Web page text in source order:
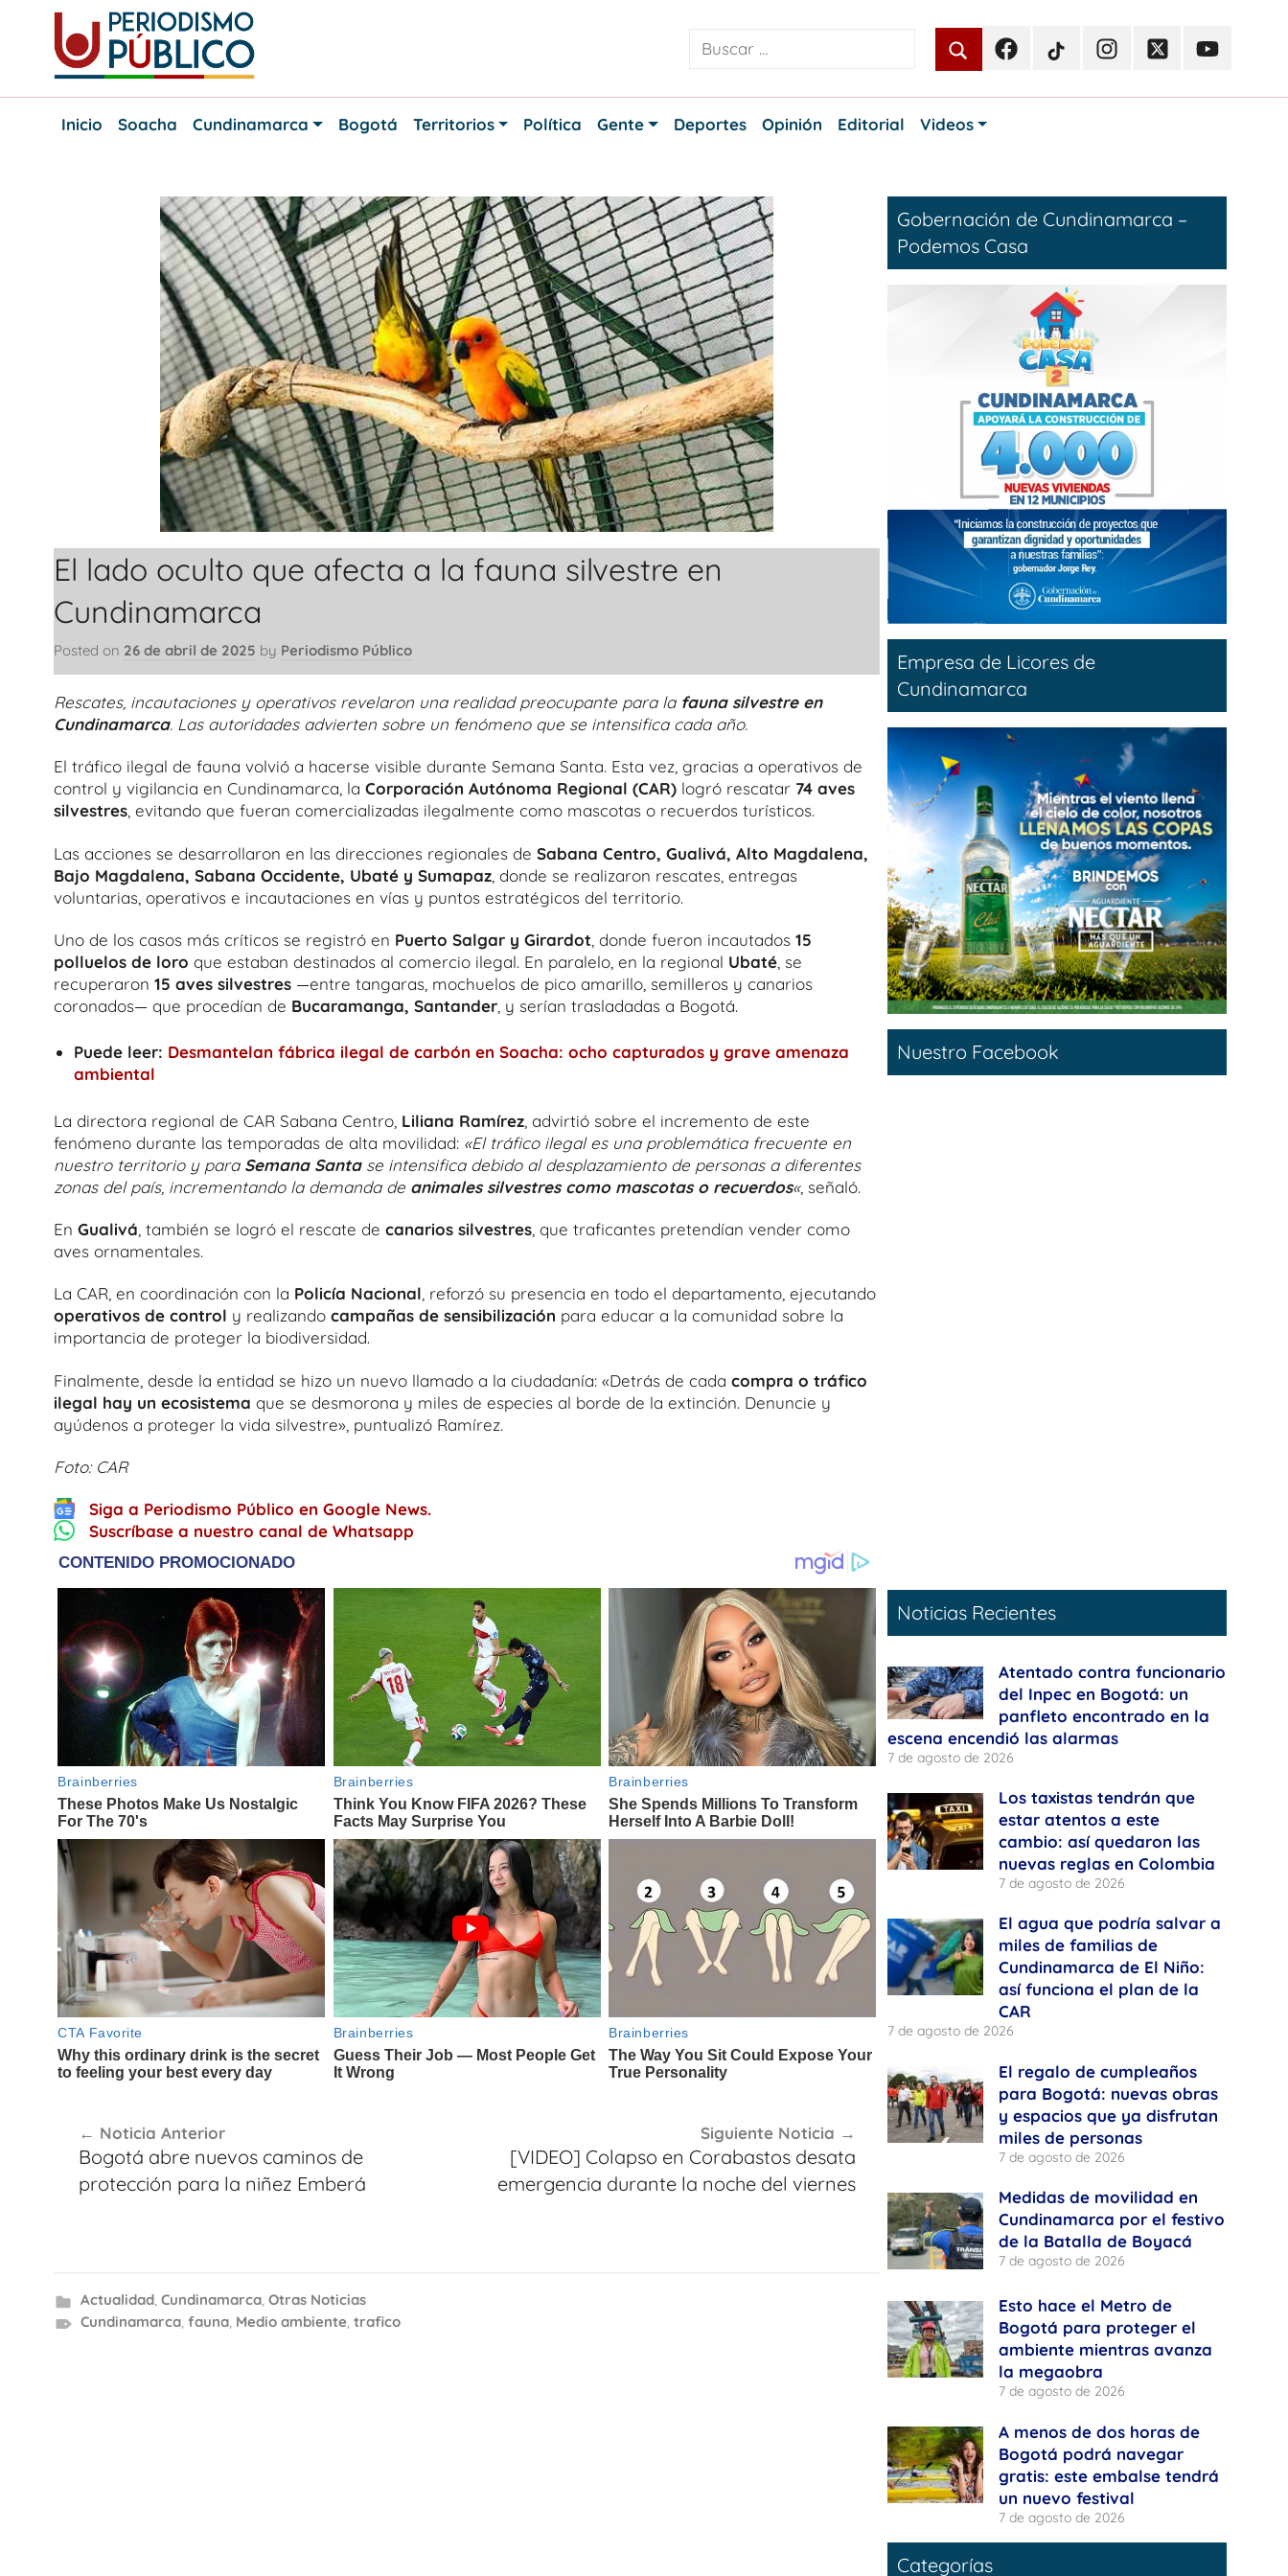
content
Periodismo
Noticias
FacebookTikTokInstagramTwitterYoutube
Inicio
Soacha Cundinamarca Bogotá Territorios Política Gente Deportes Opinión Editorial Videos
El lado oculto que afecta a la fauna silvestre en
Cundinamarca
Posted on 26 de abril de 2025 by Periodismo Público
Rescates, incautaciones y operativos revelaron una realidad preocupante para la fauna silvestre en
Cundinamarca. Las autoridades advierten sobre un fenómeno que se intensifica cada año.
El tráfico ilegal de fauna volvió a hacerse visible durante Semana Santa. Esta vez, gracias a operativos de
control y vigilancia en Cundinamarca, la Corporación Autónoma Regional (CAR) logró rescatar 74 aves
silvestres, evitando que fueran comercializadas ilegalmente como mascotas o recuerdos turísticos.
Las acciones se desarrollaron en las direcciones regionales de Sabana Centro, Gualivá, Alto Magdalena,
Bajo Magdalena, Sabana Occidente, Ubaté y Sumapaz , donde se realizaron rescates, entregas
voluntarias, operativos e incautaciones en vías y puntos estratégicos del territorio.
Uno de los casos más críticos se registró en Puerto Salgar y Girardot , donde fueron incautados 15
polluelos de loro que estaban destinados al comercio ilegal. En paralelo, en la regional Ubaté , se
recuperaron 15 aves silvestres —entre tangaras, mochuelos de pico amarillo, semilleros y canarios
coronados— que procedían de Bucaramanga, Santander , y serían trasladadas a Bogotá.
Puede leer: Desmantelan fábrica ilegal de carbón en Soacha: ocho capturados y grave amenaza
ambiental
La directora regional de CAR Sabana Centro, Liliana Ramírez , advirtió sobre el incremento de este
fenómeno durante las temporadas de alta movilidad: «El tráfico ilegal es una problemática frecuente en
nuestro territorio y paraSemana Santa se intensifica debido al desplazamiento de personas a diferentes
zonas del país, incrementando la demanda de animales silvestres como mascotas o recuerdos«, señaló.
En Gualivá , también se logró el rescate de canarios silvestres , que traficantes pretendían vender como
aves ornamentales.
La CAR, en coordinación con la Policía Nacional, reforzó su presencia en todo el departamento, ejecutando
operativos de control y realizando campañas de sensibilización para educar a la comunidad sobre la
importancia de proteger la biodiversidad.
Finalmente, desde la entidad se hizo un nuevo llamado a la ciudadanía: «Detrás de cada compra o tráfico
ilegal hay un ecosistema que se desmorona y miles de especies al borde de la extinción. Denuncie y
ayúdenos a proteger la vida silvestre», puntualizó Ramírez.
Foto: CAR
Siga a Periodismo Público en Google News.
Suscríbase a nuestro canal de Whatsapp
de
entradas
Noticia Anterior
Bogotá abre nuevos caminos de
protección para la niñez Emberá
Siguiente Noticia
[VIDEO] Colapso en Corabastos desata
emergencia durante la noche del viernes
Actualidad, Cundinamarca, Otras Noticias
Cundinamarca, fauna, Medio ambiente, trafico
Gobernación de Cundinamarca –
Podemos Casa
Empresa de Licores de
Cundinamarca
Nuestro Facebook
Noticias Recientes
Atentado contra funcionario
del Inpec en Bogotá: un
panfleto encontrado en la
escena encendió las alarmas
7 de agosto de 2026
Los taxistas tendrán que
estar atentos a este
cambio: así quedaron las
nuevas reglas en Colombia
7 de agosto de 2026
El agua que podría salvar a
miles de familias de
Cundinamarca de El Niño:
así funciona el plan de la
CAR
7 de agosto de 2026
El regalo de cumpleaños
para Bogotá: nuevas obras
y espacios que ya disfrutan
miles de personas
7 de agosto de 2026
Medidas de movilidad en
Cundinamarca por el festivo
de la Batalla de Boyacá
7 de agosto de 2026
Esto hace el Metro de
Bogotá para proteger el
ambiente mientras avanza
la megaobra
7 de agosto de 2026
A menos de dos horas de
Bogotá podrá navegar
gratis: este embalse tendrá
un nuevo festival
7 de agosto de 2026
Categorías